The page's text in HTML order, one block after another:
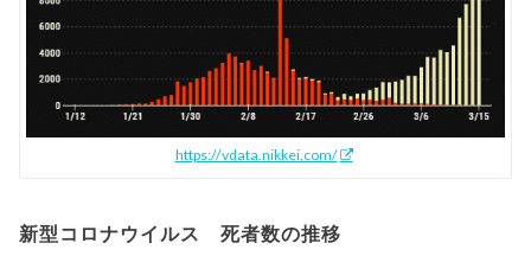
https://vdata.nikkei.com/
新型コロナウイルス 死者数の推移